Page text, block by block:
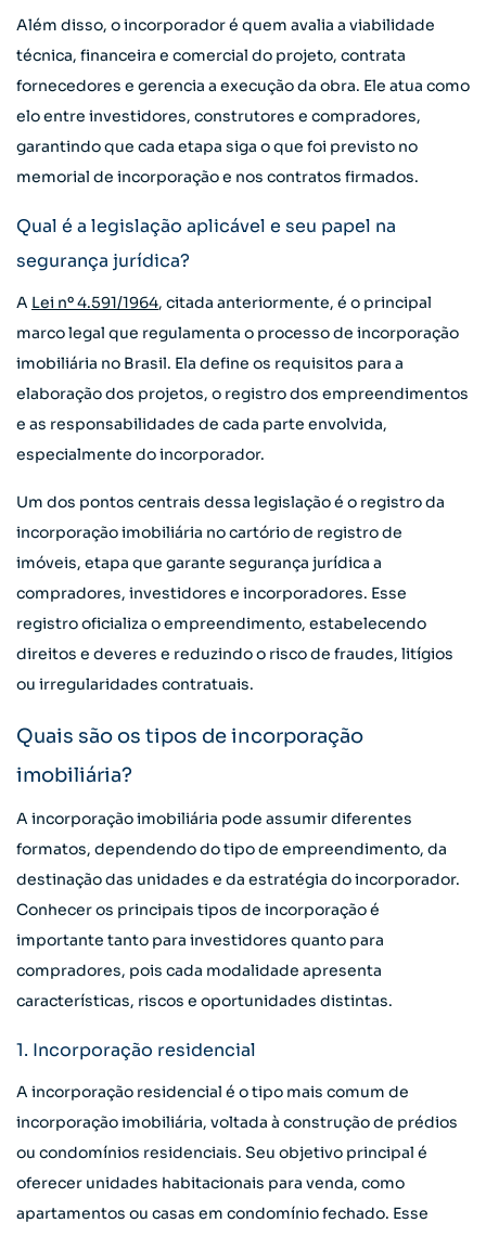
Além disso, o incorporador é quem avalia a viabilidade
técnica, financeira e comercial do projeto, contrata
fornecedores e gerencia a execução da obra. Ele atua como
elo entre investidores, construtores e compradores,
garantindo que cada etapa siga o que foi previsto no
memorial de incorporação e nos contratos firmados.
Qual é a legislação aplicável e seu papel na
segurança jurídica?
A Lei nº 4.591/1964, citada anteriormente, é o principal
marco legal que regulamenta o processo de incorporação
imobiliária no Brasil. Ela define os requisitos para a
elaboração dos projetos, o registro dos empreendimentos
e as responsabilidades de cada parte envolvida,
especialmente do incorporador.
Um dos pontos centrais dessa legislação é o registro da
incorporação imobiliária no cartório de registro de
imóveis, etapa que garante segurança jurídica a
compradores, investidores e incorporadores. Esse
registro oficializa o empreendimento, estabelecendo
direitos e deveres e reduzindo o risco de fraudes, litígios
ou irregularidades contratuais.
Quais são os tipos de incorporação
imobiliária?
A incorporação imobiliária pode assumir diferentes
formatos, dependendo do tipo de empreendimento, da
destinação das unidades e da estratégia do incorporador.
Conhecer os principais tipos de incorporação é
importante tanto para investidores quanto para
compradores, pois cada modalidade apresenta
características, riscos e oportunidades distintas.
1. Incorporação residencial
A incorporação residencial é o tipo mais comum de
incorporação imobiliária, voltada à construção de prédios
ou condomínios residenciais. Seu objetivo principal é
oferecer unidades habitacionais para venda, como
apartamentos ou casas em condomínio fechado. Esse